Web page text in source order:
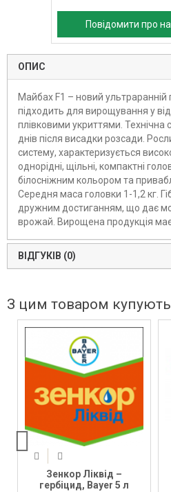
Повідомити про
ОПИС
Майбах F1 – новий ультраранній
підходить для вирощування у
плівковими укриттями. Технічна
днів після висадки розсади.
систему, характеризується
однорідні, щільні, компактні
білосніжним кольором та
Середня маса головки 1-1,2 кг.
дружним достиганням, що дає
врожай. Вирощена продукція має
ВІДГУКІВ (0)
З цим товаром купують
Зенкор Ліквід –
гербіцид, Bayer 5 л